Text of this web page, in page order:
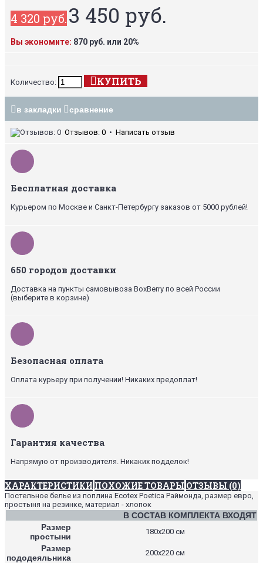
4 320 руб.3 450 руб.
Вы экономите: 870 руб. или 20%
Количество: КУПИТЬ
в закладки сравнение
Отзывов: 0 • Написать отзыв
Бесплатная доставка
Курьером по Москве и Санкт-Петербургу заказов от 5000 рублей!
650 городов доставки
Доставка на пункты самовывоза BoxBerry по всей России
(выберите в корзине)
Безопасная оплата
Оплата курьеру при получении! Никаких предоплат!
Гарантия качества
Напрямую от производителя. Никаких подделок!
ХАРАКТЕРИСТИКИ ПОХОЖИЕ ТОВАРЫ ОТЗЫВЫ (0)
Постельное белье из поплина Ecotex Poetica Раймонда, размер евро,
простыня на резинке, материал - хлопок
В СОСТАВ КОМПЛЕКТА ВХОДЯТ
Размер
простыни
180х200 см
Размер
пододеяльника
200х220 см